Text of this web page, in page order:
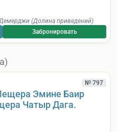
(Долина приведений)
Забронировать
№ 797
Эмине Баир
Чатыр Дага.